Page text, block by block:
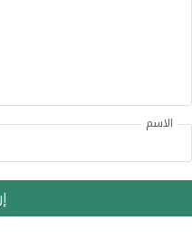
الاسم